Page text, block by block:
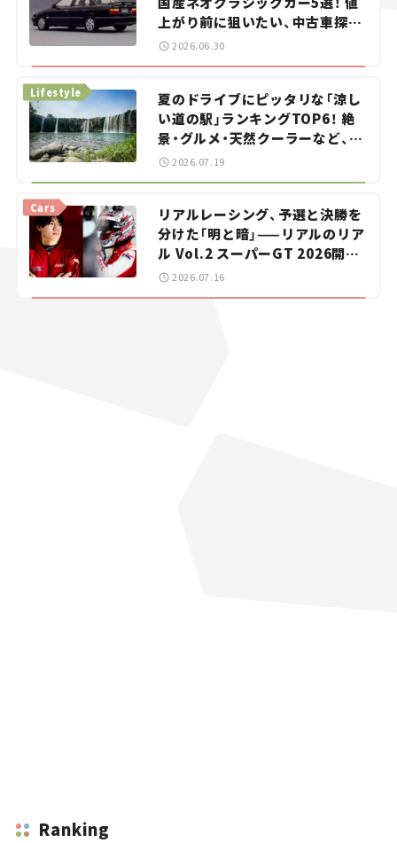
上がり前に狙いたい、中古車探し
をお手伝い――ちょっとイケてるマ
2026.06.30
夏のドライブにピッタリな「涼し
い道の駅」ランキングTOP6！ 絶
景・グルメ・天然クーラーなど、避
暑におすすめのスポットを紹介
Lifestyle
2026.07.19
リアルレーシング、予選と決勝を
分けた「明と暗」——リアルのリア
ル Vol.2 スーパーGT 2026開幕
戦 岡山国際サーキット
Cars
2026.07.16
Ranking